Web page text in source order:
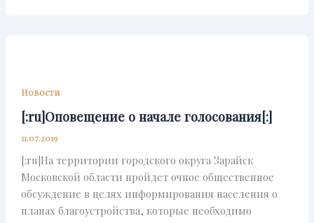
Новости
[:ru]Оповещение о начале голосования[:]
11.07.2019
[:ru]На территории городского округа Зарайск
Московской области пройдет очное общественное
обсуждение в целях информирования населения о
планах благоустройства, которые необходимо